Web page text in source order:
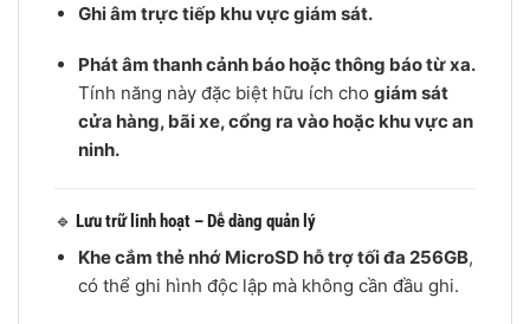
Ghi âm trực tiếp khu vực giám sát.
Phát âm thanh cảnh báo hoặc thông báo từ xa.
Tính năng này đặc biệt hữu ích cho giám sát
cửa hàng, bãi xe, cổng ra vào hoặc khu vực an
ninh.
🔹 Lưu trữ linh hoạt – Dễ dàng quản lý
Khe cắm thẻ nhớ MicroSD hỗ trợ tối đa 256GB,
có thể ghi hình độc lập mà không cần đầu ghi.